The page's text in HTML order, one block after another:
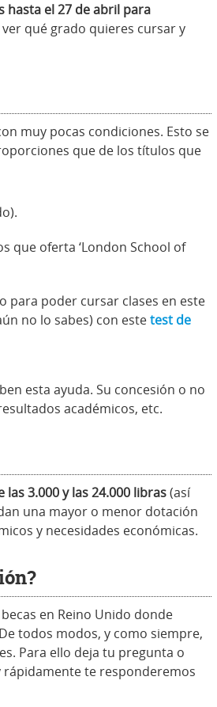
hasta el 27 de abril para
qué grado quieres cursar y
muy pocas condiciones. Esto se
que de los títulos que
que oferta ‘London School of
para poder cursar clases en este
no lo sabes) con estetest de
esta ayuda. Su concesión o no
académicos, etc.
3.000 y las 24.000 libras(así
una mayor o menor dotación
y necesidades económicas.
en Reino Unido donde
todos modos, y como siempre,
Para ello deja tu pregunta o
te responderemos